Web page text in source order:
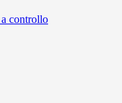
controllo